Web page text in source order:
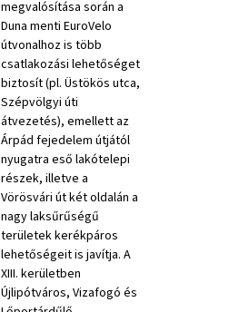
megvalósítása során a
Duna menti EuroVelo
útvonalhoz is több
csatlakozási lehetőséget
biztosít (pl. Üstökös utca,
Szépvölgyi úti
átvezetés), emellett az
Árpád fejedelem útjától
nyugatra eső lakótelepi
részek, illetve a
Vörösvári út két oldalán a
nagy laksűrűségű
területek kerékpáros
lehetőségeit is javítja. A
XIII. kerületben
Újlipótváros, Vizafogó és